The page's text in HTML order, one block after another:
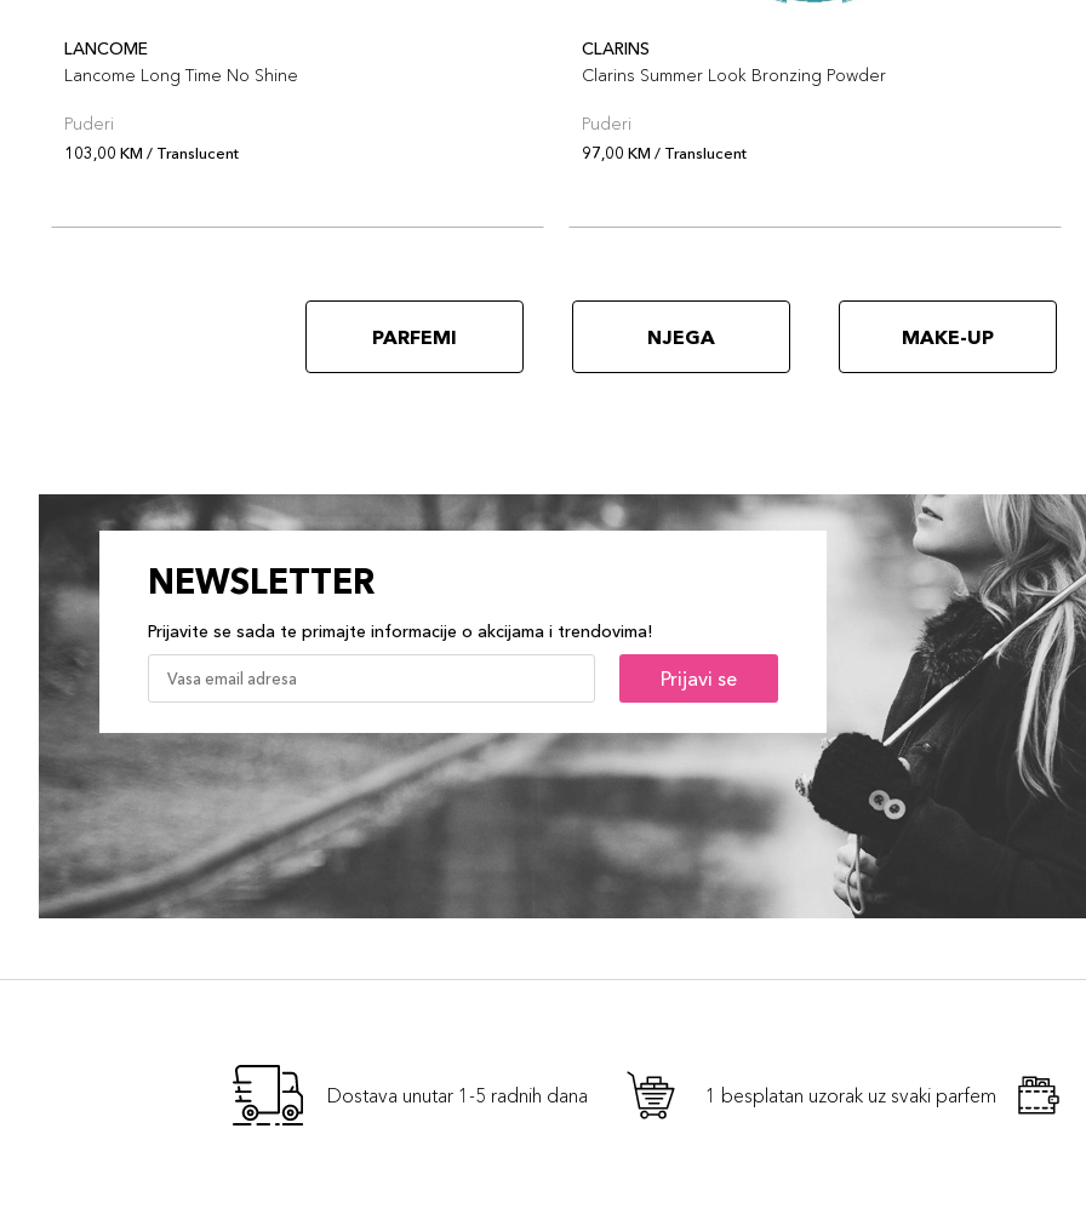
LANCOME
Lancome Long Time No Shine
Puderi
103,00 KM / Translucent
CLARINS
Clarins Summer Look Bronzing Powder
Puderi
97,00 KM / Translucent
PARFEMI NJEGA MAKE-UP
NEWSLETTER
Prijavite se sada te primajte informacije o akcijama i trendovima!
Prijavi se
Dostava unutar 1-5 radnih dana 1 besplatan uzorak uz svaki parfem